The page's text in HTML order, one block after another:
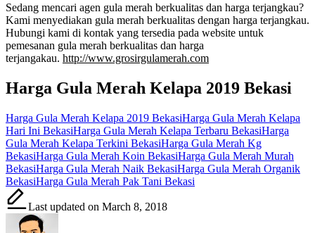
Sedang mencari agen gula merah berkualitas dan harga terjangkau?
Kami menyediakan gula merah berkualitas dengan harga terjangkau.
Hubungi kami di kontak yang tersedia pada website untuk
pemesanan gula merah berkualitas dan harga
terjangakau. http://www.grosirgulamerah.com
Harga Gula Merah Kelapa 2019 Bekasi
Tags:
Harga Gula Merah Kelapa 2019 BekasiHarga Gula Merah Kelapa
Hari Ini BekasiHarga Gula Merah Kelapa Terbaru BekasiHarga
Gula Merah Kelapa Terkini BekasiHarga Gula Merah Kg
BekasiHarga Gula Merah Koin BekasiHarga Gula Merah Murah
BekasiHarga Gula Merah Naik BekasiHarga Gula Merah Organik
BekasiHarga Gula Merah Pak Tani Bekasi
Last updated on March 8, 2018